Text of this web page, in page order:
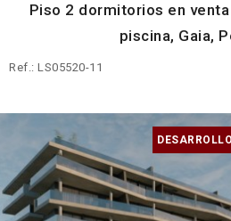
Piso 2 dormitorios en
piscina, Gaia,
Ref.: LS05520-11